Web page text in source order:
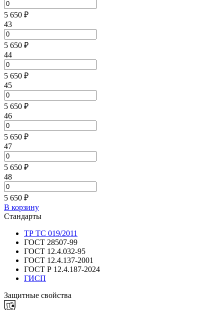
5 650 ₽
43
5 650 ₽
44
5 650 ₽
45
5 650 ₽
46
5 650 ₽
47
5 650 ₽
48
5 650 ₽
В корзину
Стандарты
ТР ТС 019/2011
ГОСТ 28507-99
ГОСТ 12.4.032-95
ГОСТ 12.4.137-2001
ГОСТ Р 12.4.187-2024
ГИСП
Защитные свойства